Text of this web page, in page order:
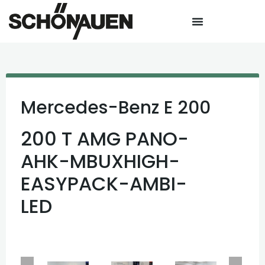
Mercedes-Benz E 200
200 T AMG PANO-
AHK-MBUXHIGH-
EASYPACK-AMBI-
LED